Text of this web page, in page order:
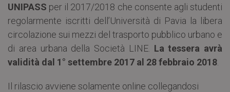
UNIPASS per il 2017/2018 che consente agli studenti
regolarmente iscritti dell’Università di Pavia la libera
circolazione sui mezzi del trasporto pubblico urbano e
di area urbana della Società LINE. La tessera avrà
validità dal 1° settembre 2017 al 28 febbraio 2018.
Il rilascio avviene solamente online collegandosi